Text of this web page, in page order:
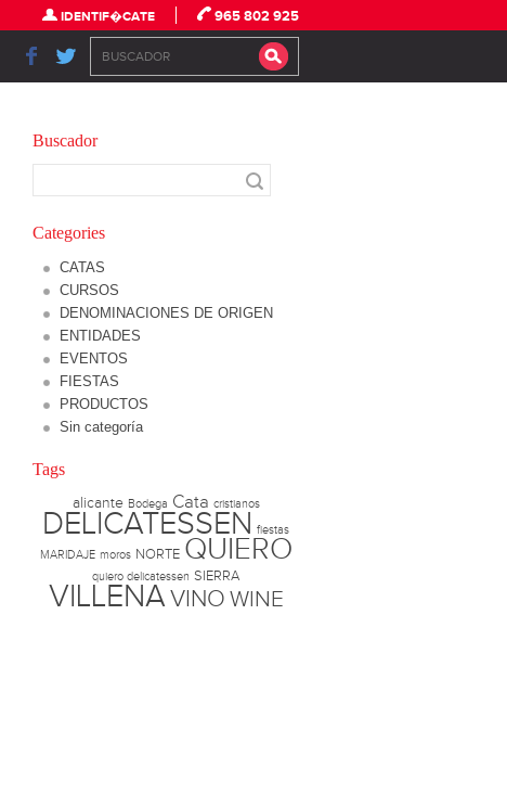
965 802 925
IDENTIF�CATE
Buscador
Categories
CATAS
CURSOS
DENOMINACIONES DE ORIGEN
ENTIDADES
EVENTOS
FIESTAS
PRODUCTOS
Sin categoría
Tags
alicante Bodega Cata cristianos
DELICATESSEN fiestas
MARIDAJE moros NORTE QUIERO
quiero delicatessen SIERRA
VILLENAVINO WINE